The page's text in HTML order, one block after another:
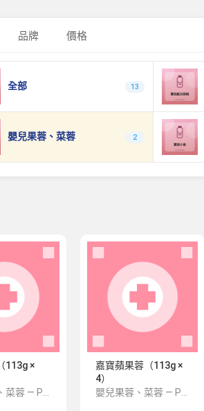
品牌 價格
全部 13
嬰兒果蓉、菜蓉 2
113g ×
嘉寶蘋果蓉（113g ×
4）